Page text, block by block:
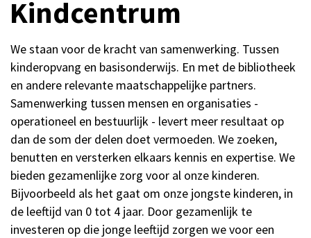
Kindcentrum
We staan voor de kracht van samenwerking. Tussen
kinderopvang en basisonderwijs. En met de bibliotheek
en andere relevante maatschappelijke partners.
Samenwerking tussen mensen en organisaties -
operationeel en bestuurlijk - levert meer resultaat op
dan de som der delen doet vermoeden. We zoeken,
benutten en versterken elkaars kennis en expertise. We
bieden gezamenlijke zorg voor al onze kinderen.
Bijvoorbeeld als het gaat om onze jongste kinderen, in
de leeftijd van 0 tot 4 jaar. Door gezamenlijk te
investeren op die jonge leeftijd zorgen we voor een